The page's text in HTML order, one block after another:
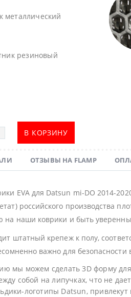
металлический
резиновый
В КОРЗИНУ
ОТЗЫВЫ НА FLAMP
EVA для Datsun mi-DO 2014-
российского производства
на наши коврики и быть
штатный крепеж к полу,
важно для безопасности
мы можем сделать 3D форму
собой на липучках, что не
логотипы Datsun,